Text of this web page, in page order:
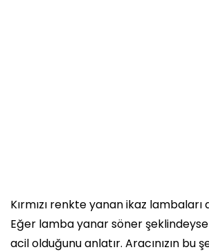
Kırmızı renkte yanan ikaz lambaları
Eğer lamba yanar söner
acil olduğunu anlatır. Aracınızın bu